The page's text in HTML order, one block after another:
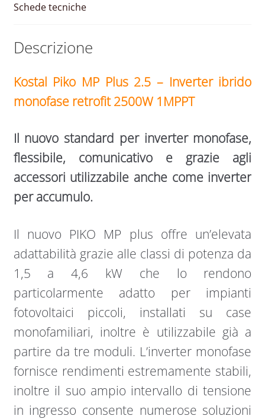
Schede tecniche
Descrizione
Kostal Piko MP Plus 2.5 – Inverter ibrido
monofase retrofit 2500W 1MPPT
Il nuovo standard per inverter monofase,
flessibile, comunicativo e grazie agli
accessori utilizzabile anche come inverter
per accumulo.
Il nuovo PIKO MP plus offre un’elevata
adattabilità grazie alle classi di potenza da
1,5 a 4,6 kW che lo rendono
particolarmente adatto per impianti
fotovoltaici piccoli, installati su case
monofamiliari, inoltre è utilizzabile già a
partire da tre moduli. L’inverter monofase
fornisce rendimenti estremamente stabili,
inoltre il suo ampio intervallo di tensione
in ingresso consente numerose soluzioni